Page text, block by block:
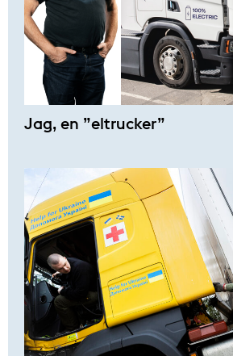
Jag, en ”eltrucker”